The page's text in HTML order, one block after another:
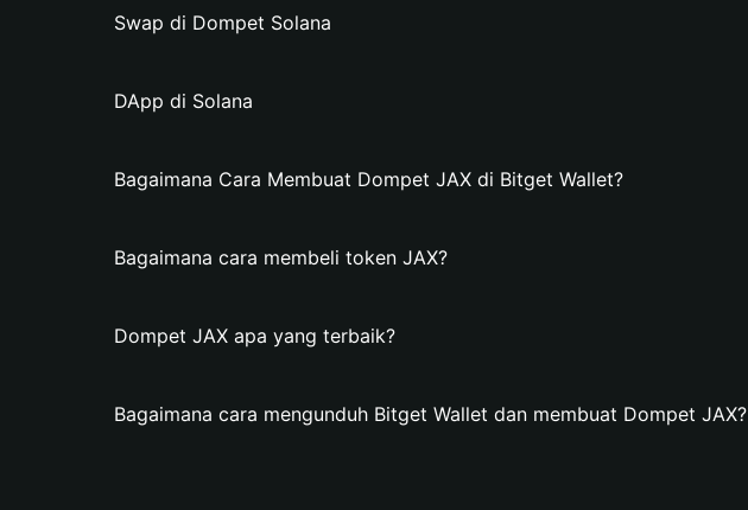
Swap di Dompet Solana
DApp di Solana
Bagaimana Cara Membuat Dompet JAX di Bitget Wallet?
Bagaimana cara membeli token JAX?
Dompet JAX apa yang terbaik?
Bagaimana cara mengunduh Bitget Wallet dan membuat Dompet JAX?